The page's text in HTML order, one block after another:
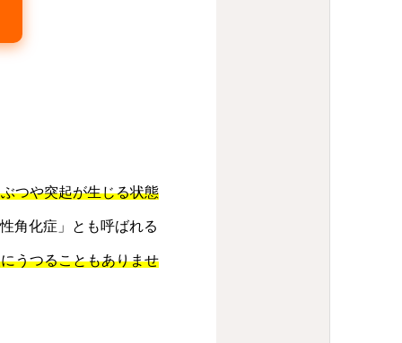
つや突起が生じる状態
角化症」とも呼ばれる
うつることもありませ